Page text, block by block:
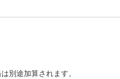
別途加算されます。